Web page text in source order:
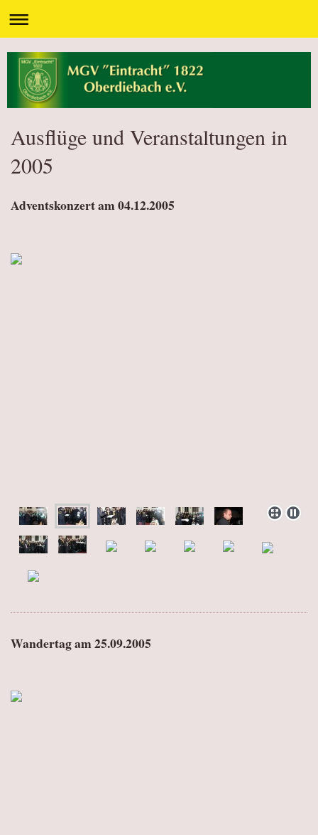
Ausflüge und Veranstaltungen in
2005
Adventskonzert am 04.12.2005
Wandertag am 25.09.2005